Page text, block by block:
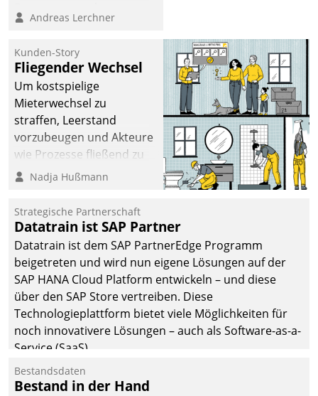
Softwareentwicklungshaus
Andreas Lerchner
Kunden-Story
Fliegender Wechsel
Um kostspielige
Mieterwechsel zu
straffen, Leerstand
vorzubeugen und Akteure
wie Prozesse fließend zu
vernetzen, nutzt die
Jahresbeginn eine
Überblick, Einsicht und
Eingriff bietende Lösung.
Zur Entwicklung setzte
man auf
Cloudtechnologie,
bewährte und Startup-
Partner sowie erstmals
agile Projektmethoden.
Nadja Hußmann
Strategische Partnerschaft
Datatrain ist SAP Partner
Datatrain ist dem SAP PartnerEdge Programm
beigetreten und wird nun eigene Lösungen auf der
SAP HANA Cloud Platform entwickeln – und diese
über den SAP Store vertreiben. Diese
Technologieplattform bietet viele Möglichkeiten für
noch innovativere Lösungen – auch als Software-as-a-
Service (SaaS).
Bestandsdaten
Bestand in der Hand